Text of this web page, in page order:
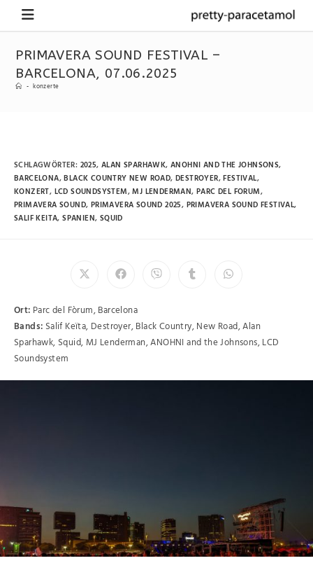
PRIMAVERA SOUND FESTIVAL –
BARCELONA, 07.06.2025
- konzerte
SCHLAGWÖRTER: 2025, ALAN SPARHAWK, ANOHNI AND THE JOHNSONS,
BARCELONA,BLACK COUNTRY NEW ROAD, DESTROYER,FESTIVAL,
KONZERT, LCD SOUNDSYSTEM,MJ LENDERMAN, PARC DEL FORUM,
PRIMAVERA SOUND, PRIMAVERA SOUND 2025, PRIMAVERA SOUND FESTIVAL,
SALIF KEITA, SPANIEN, SQUID
Ort: Parc del Fòrum, Barcelona
Bands: Salif Keïta, Destroyer, Black Country, New Road, Alan
Sparhawk, Squid, MJ Lenderman, ANOHNI and the Johnsons, LCD
Soundsystem